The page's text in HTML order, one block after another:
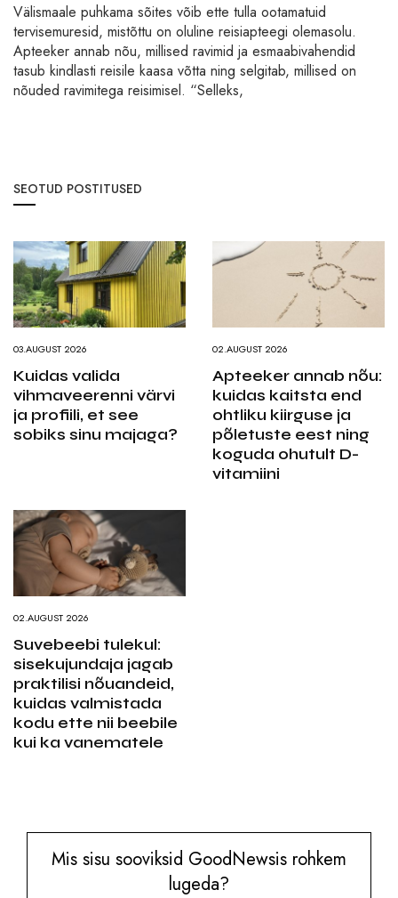
Välismaale puhkama sõites võib ette tulla ootamatuid
tervisemuresid, mistõttu on oluline reisiapteegi olemasolu.
Apteeker annab nõu, millised ravimid ja esmaabivahendid
tasub kindlasti reisile kaasa võtta ning selgitab, millised on
nõuded ravimitega reisimisel. “Selleks,
SEOTUD POSTITUSED
03.AUGUST 2026
Kuidas valida
vihmaveerenni värvi
ja profiili, et see
sobiks sinu majaga?
02.AUGUST 2026
Apteeker annab nõu:
kuidas kaitsta end
ohtliku kiirguse ja
põletuste eest ning
koguda ohutult D-
vitamiini
02.AUGUST 2026
Suvebeebi tulekul:
sisekujundaja jagab
praktilisi nõuandeid,
kuidas valmistada
kodu ette nii beebile
kui ka vanematele
Mis sisu sooviksid GoodNewsis rohkem
lugeda?